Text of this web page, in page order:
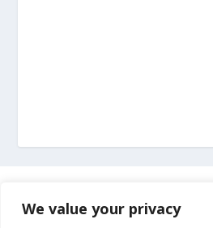
We value your privacy